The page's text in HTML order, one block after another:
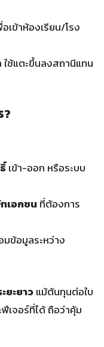
เข้าห้องเรียน/โรง
ใช้แตะขึ้นลงสถานีแทน
เข้า-ออก หรือระบบ
เอกชนที่ต้องการ
มข้อมูลระหว่าง
ยะยาวแม้ต้นทุนต่อใบ
เจอร์ที่ได้ ถือว่าคุ้ม